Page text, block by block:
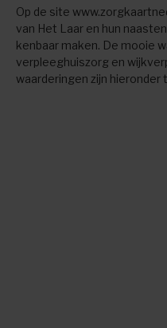
Op de site
van Het Laar en hun
kenbaar maken. De mooie
verpleeghuiszorg en
waarderingen zijn hieronder